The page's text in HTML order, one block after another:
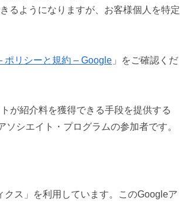
るようになりますが、お客様個人を特定
ポリシーと規約 – Google 」をご確認くだ
が紹介料を獲得できる手段を提供する
シエイト・プログラムの参加者です。
ス」を利用しています。このGoogleア